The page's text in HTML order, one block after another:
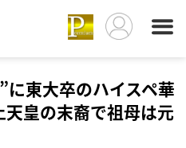
東大卒のハイスペ華
皇の末裔で祖母は元